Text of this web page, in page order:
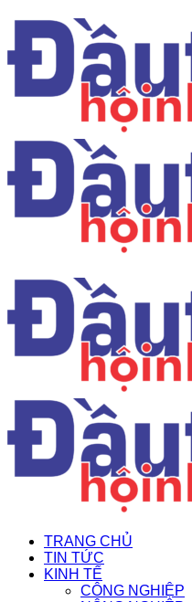
TRANG CHỦ
TIN TỨC
KINH TẾ
CÔNG NGHIỆP